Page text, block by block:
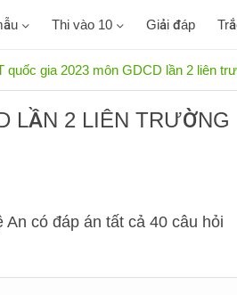
Thi vào 10 Giải đáp
quốc gia 2023 môn GDCD lần 2 liên
LẦN 2 LIÊN TRƯỜNG
có đáp án tất cả 40 câu hỏi